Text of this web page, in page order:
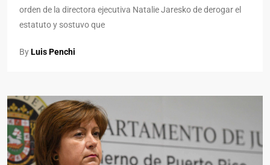
orden de la directora ejecutiva Natalie Jaresko de derogar el
estatuto y sostuvo que
ByLuis Penchi